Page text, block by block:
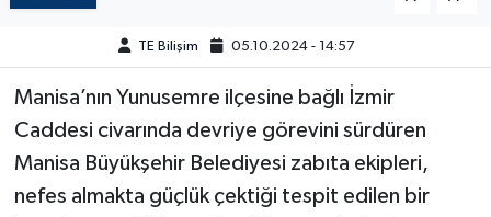
TE Bilişim 05.10.2024 - 14:57
Manisa’nın Yunusemre ilçesine bağlı İzmir
Caddesi civarında devriye görevini sürdüren
Manisa Büyükşehir Belediyesi zabıta ekipleri,
nefes almakta güçlük çektiği tespit edilen bir